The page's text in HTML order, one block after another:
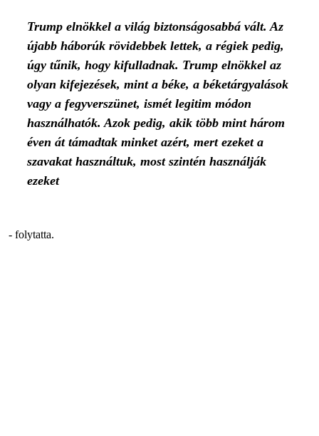
Trump elnökkel a világ biztonságosabbá vált. Az
újabb háborúk rövidebbek lettek, a régiek pedig,
úgy tűnik, hogy kifulladnak. Trump elnökkel az
olyan kifejezések, mint a béke, a béketárgyalások
vagy a fegyverszünet, ismét legitim módon
használhatók. Azok pedig, akik több mint három
éven át támadtak minket azért, mert ezeket a
szavakat használtuk, most szintén használják
ezeket
- folytatta.